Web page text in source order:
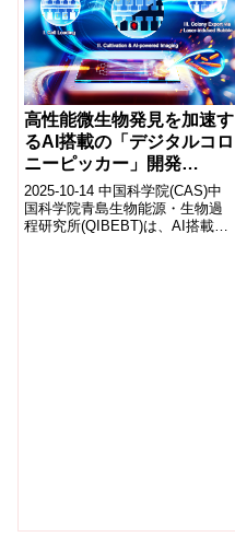
高性能微生物発見を加速す
るAI搭載の「デジタルコロ
ニーピッカー」開発
(Researchers Develop
AI-Powered “Digital
Colony Picker” to
2025-10-14 中国科学院(CAS)中
国科学院青島生物能源・生物過
程研究所(QIBEBT)は、AI搭載の